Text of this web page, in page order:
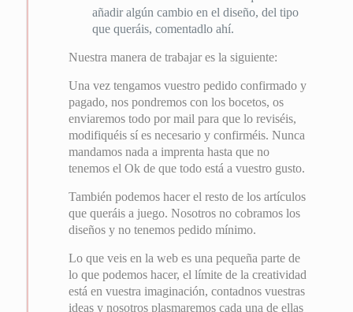
añadir algún cambio en el diseño, del tipo
que queráis, comentadlo ahí.
Nuestra manera de trabajar es la siguiente:
Una vez tengamos vuestro pedido confirmado y
pagado, nos pondremos con los bocetos, os
enviaremos todo por mail para que lo reviséis,
modifiquéis sí es necesario y confirméis. Nunca
mandamos nada a imprenta hasta que no
tenemos el Ok de que todo está a vuestro gusto.
También podemos hacer el resto de los artículos
que queráis a juego. Nosotros no cobramos los
diseños y no tenemos pedido mínimo.
Lo que veis en la web es una pequeña parte de
lo que podemos hacer, el límite de la creatividad
está en vuestra imaginación, contadnos vuestras
ideas y nosotros plasmaremos cada una de ellas